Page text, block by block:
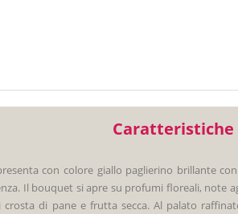
Caratteristiche
con colore giallo paglierino brillante
Il bouquet si apre su profumi floreali, note
di pane e frutta secca. Al palato